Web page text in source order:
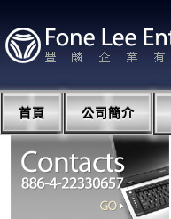
首頁 公司簡介